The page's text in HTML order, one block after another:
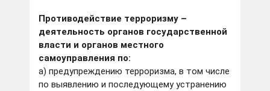
Противодействие терроризму –
деятельность органов государственной
власти и органов местного
самоуправления по:
а) предупреждению терроризма, в том числе
по выявлению и последующему устранению